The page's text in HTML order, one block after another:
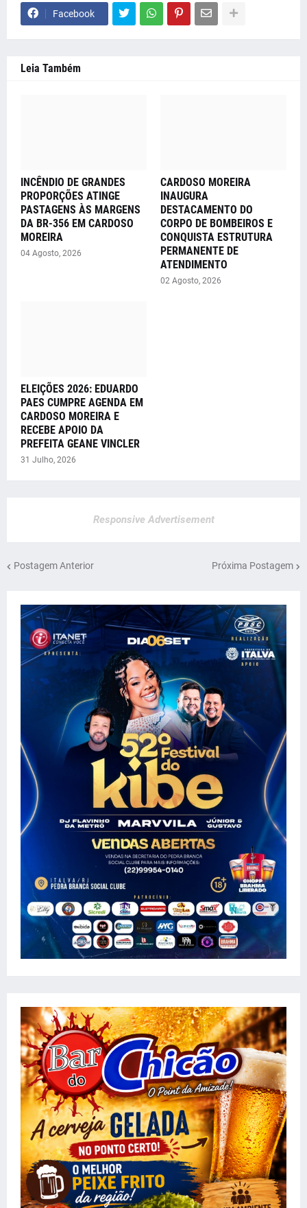
Facebook
Leia Também
INCÊNDIO DE GRANDES
PROPORÇÕES ATINGE
PASTAGENS ÀS MARGENS
DA BR-356 EM CARDOSO
MOREIRA
04 Agosto, 2026
CARDOSO MOREIRA
INAUGURA
DESTACAMENTO DO
CORPO DE BOMBEIROS E
CONQUISTA ESTRUTURA
PERMANENTE DE
ATENDIMENTO
02 Agosto, 2026
ELEIÇÕES 2026: EDUARDO
PAES CUMPRE AGENDA EM
CARDOSO MOREIRA E
RECEBE APOIO DA
PREFEITA GEANE VINCLER
31 Julho, 2026
Responsive Advertisement
Postagem Anterior Próxima Postagem